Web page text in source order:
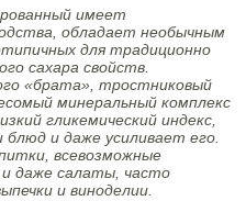
имеет
обладает необычным
для традиционно
сахара свойств.
«брата», тростниковый
минеральный комплекс
гликемический индекс,
блюд и даже усиливает его.
всевозможные
даже салаты, часто
и виноделии.